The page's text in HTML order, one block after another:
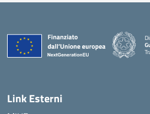
Link Esterni